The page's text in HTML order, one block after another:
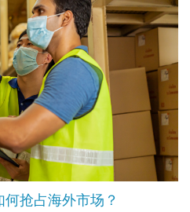
抢占海外市场？